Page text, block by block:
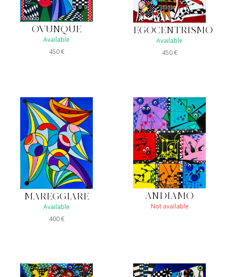
OVUNQUE
Available
450€
EGOCENTRISMO
Available
450€
MAREGGIARE
Available
400€
ANDIAMO
Not available